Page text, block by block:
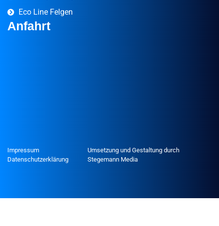
Eco Line Felgen
Anfahrt
Impressum
Datenschutzerklärung
Umsetzung und Gestaltung durch
Stegemann Media